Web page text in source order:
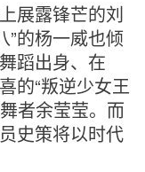
展露锋芒的刘
”的杨一威也倾
蹈出身、在
的“叛逆少女王
者余莹莹。而
史策将以时代